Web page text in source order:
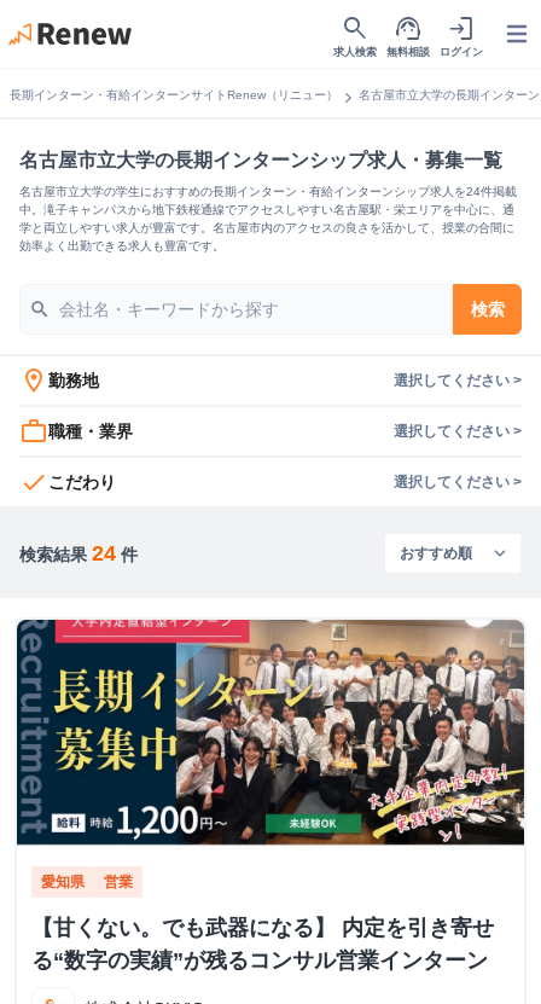
search
求人検索
support_agent
無料相談
login
ログイン
長期インターン・有給インターンサイトRenew（リニュー） chevron_right 名古屋市立大学の長期インター
名古屋市立大学の長期インターンシップ求人・募集一覧
名古屋市立大学の学生におすすめの長期インターン・有給インターンシップ求人を24件掲載
中。滝子キャンパスから地下鉄桜通線でアクセスしやすい名古屋駅・栄エリアを中心に、通
学と両立しやすい求人が豊富です。名古屋市内のアクセスの良さを活かして、授業の合間に
効率よく出勤できる求人も豊富です。
search 検索
location_on 勤務地 選択してください >
work_outline職種・業界 選択してください >
check こだわり 選択してください >
検索結果 24 件
愛知県 営業
【甘くない。でも武器になる】 内定を引き寄せ
る“数字の実績”が残るコンサル営業インターン